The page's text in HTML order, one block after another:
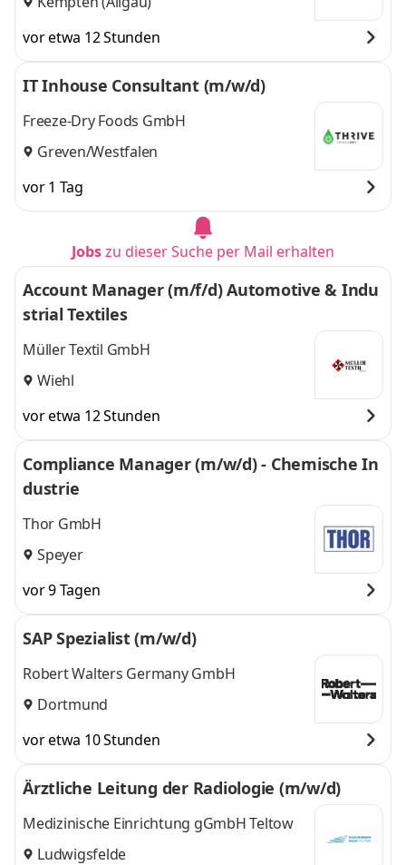
vor etwa 12 Stunden
IT Inhouse Consultant (m/w/d)
Freeze-Dry Foods GmbH
Greven/Westfalen
vor 1 Tag
Jobszu dieser Suche per Mail erhalten
Account Manager (m/f/d) Automotive & Indu
strial Textiles
Müller Textil GmbH
Wiehl
vor etwa 12 Stunden
Compliance Manager (m/w/d) - Chemische In
dustrie
Thor GmbH
Speyer
vor 9 Tagen
SAP Spezialist (m/w/d)
Robert Walters Germany GmbH
Dortmund
vor etwa 10 Stunden
Ärztliche Leitung der Radiologie (m/w/d)
Medizinische Einrichtung gGmbH Teltow
Ludwigsfelde